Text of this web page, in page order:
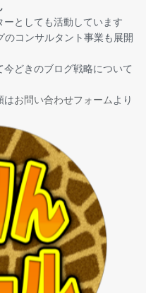
としても活動しています
コンサルタント事業も展開
どきのブログ戦略について
はお問い合わせフォームより